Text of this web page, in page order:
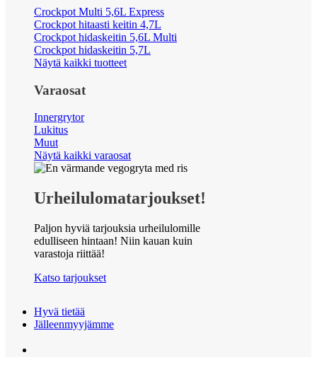
Crockpot Multi 5,6L Express
Crockpot hitaasti keitin 4,7L
Crockpot hidaskeitin 5,6L Multi
Crockpot hidaskeitin 5,7L
Näytä kaikki tuotteet
Varaosat
Innergrytor
Lukitus
Muut
Näytä kaikki varaosat
Urheilulomatarjoukset!
Paljon hyviä tarjouksia urheilulomille
edulliseen hintaan! Niin kauan kuin
varastoja riittää!
Katso tarjoukset
Hyvä tietää
Jälleenmyyjämme